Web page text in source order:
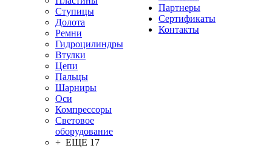
Ступицы
Долота
Ремни
Гидроцилиндры
Втулки
Цепи
Пальцы
Шарниры
Оси
Компрессоры
Световое
оборудование
+ ЕЩЕ 17
Партнеры
Сертификаты
Контакты